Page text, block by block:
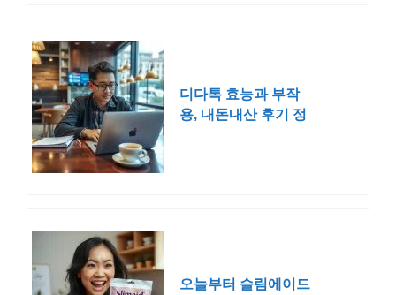
디다톡 효능과 부작
용, 내돈내산 후기 정
오늘부터 슬림에이드